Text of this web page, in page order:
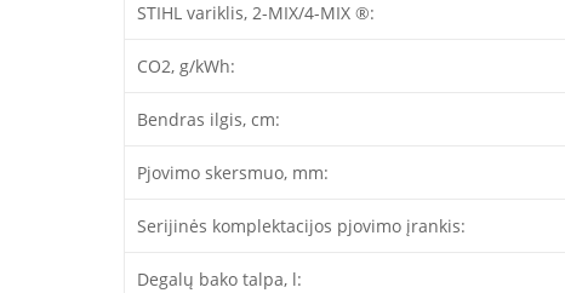
STIHL variklis, 2-MIX/4-MIX ®:
CO2, g/kWh:
Bendras ilgis, cm:
Pjovimo skersmuo, mm:
Serijinės komplektacijos pjovimo įrankis:
Degalų bako talpa, l: